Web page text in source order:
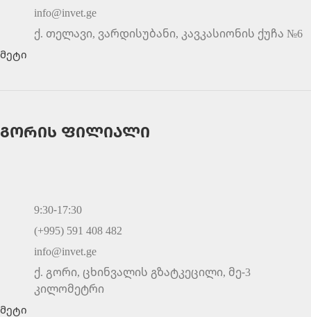
info@invet.ge
ქ. თელავი, ვარდისუბანი, კავკასიონის ქუჩა №6
მეტი
გორის ფილიალი
9:30-17:30
(+995) 591 408 482
info@invet.ge
ქ. გორი, ცხინვალის გზატკეცილი, მე-3
კილომეტრი
მეტი